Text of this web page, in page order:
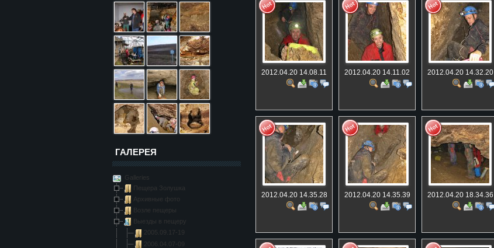
ГАЛЕРЕЯ
Galleries
Пещера Золушка
Архивные фото
Возле пещеры
Выезды в пещеру
2005.09.17-19
2006.04.07-09
2012.04.20 14.08.11 2012.04.20 14.11.02 2012.04.20 14.32.20
2012.04.20 14.35.28 2012.04.20 14.35.39 2012.04.20 18.34.36